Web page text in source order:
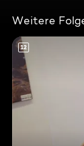
Weitere
12